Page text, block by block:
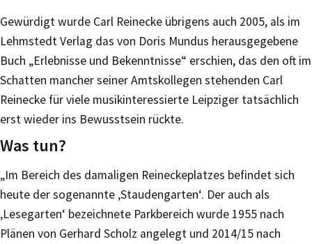
Gewürdigt wurde Carl Reinecke übrigens auch 2005, als im
Lehmstedt Verlag das von Doris Mundus herausgegebene
Buch „Erlebnisse und Bekenntnisse“ erschien, das den oft im
Schatten mancher seiner Amtskollegen stehenden Carl
Reinecke für viele musikinteressierte Leipziger tatsächlich
erst wieder ins Bewusstsein rückte.
Was tun?
„Im Bereich des damaligen Reineckeplatzes befindet sich
heute der sogenannte ‚Staudengarten‘. Der auch als
‚Lesegarten‘ bezeichnete Parkbereich wurde 1955 nach
Plänen von Gerhard Scholz angelegt und 2014/15 nach